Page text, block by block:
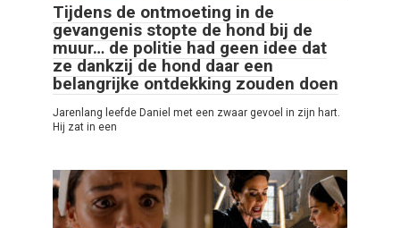
Tijdens de ontmoeting in de
gevangenis stopte de hond bij de
muur… de politie had geen idee dat
ze dankzij de hond daar een
belangrijke ontdekking zouden doen
Jarenlang leefde Daniel met een zwaar gevoel in zijn hart.
Hij zat in een